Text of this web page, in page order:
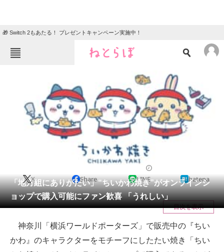
🎁 Switch 2もあたる！ プレゼントキャンペーン実施中！
ニュース
エンタメ クイズ
地域
教育・育児
リサーチ
会員記事
メディア
注目記事を集めた総合ページ
ITの今と未来を見通す
「地方組にありがたい」“ちいかわ焼き”がオンラインシ
ョップで購入可能にファン歓喜 「うれしい」
X Share LINE hatena
目次を表示
神奈川「横浜ワールドポーターズ」で販売中の『ちい
かわ』のキャラクターをモチーフにしたたい焼き「ちい